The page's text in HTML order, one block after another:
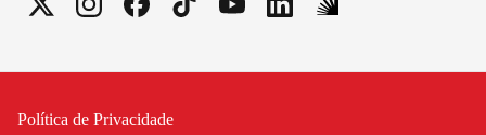
Política de Privacidade